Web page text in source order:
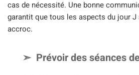
cas de nécessité. Une bonne
garantit que tous les aspects du jour J
accroc.
Prévoir des séances